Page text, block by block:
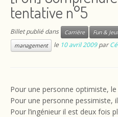
tentative n°5
Billet publié dans Carrière Fun &
management
le 10 avril 2009 par
Pour une personne optimiste,
Pour une personne pessimiste,
Pour l’ingénieur il est deux fois